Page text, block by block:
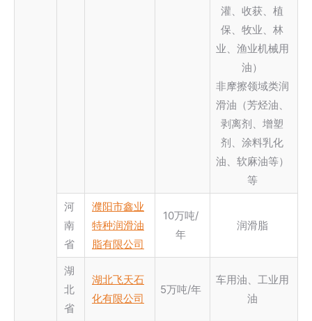
灌、收获、植
保、牧业、林
业、渔业机械用
油）
非摩擦领域类润
滑油（芳烃油、
剥离剂、增塑
剂、涂料乳化
油、软麻油等）
等
河
南
省
濮阳市鑫业
特种润滑油
脂有限公司
10万吨/
年
润滑脂
湖
北
省
湖北飞天石
化有限公司
5万吨/年
车用油、工业用
油